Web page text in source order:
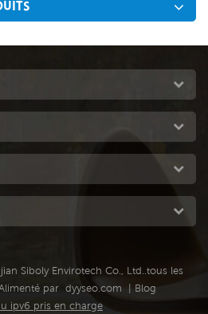
Siboly Envirotech Co., Ltd..tous les
par dyyseo.com
Blog
ipv6 pris en charge